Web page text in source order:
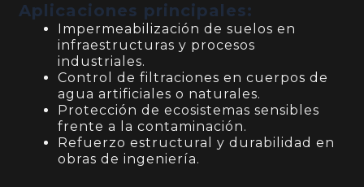
Aplicaciones principales:
Impermeabilización de suelos en
infraestructuras y procesos
industriales.
Control de filtraciones en cuerpos de
agua artificiales o naturales.
Protección de ecosistemas sensibles
frente a la contaminación.
Refuerzo estructural y durabilidad en
obras de ingeniería.